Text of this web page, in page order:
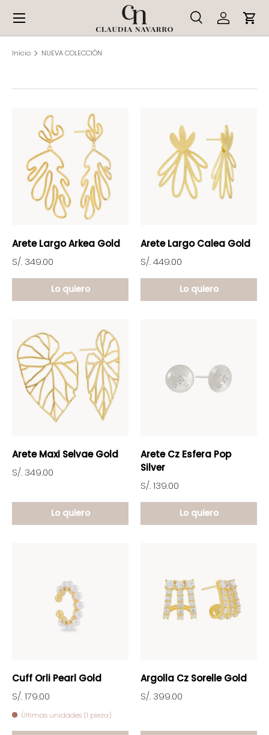
Ir al contenido
Buscar
Tipo de producto
BuscarIniciar
Menú
Inicio NUEVA COLECCIÓN
Arete Largo Arkea Gold
S/. 349.00
Lo quiero
Arete Largo Calea Gold
S/. 449.00
Lo quiero
Arete Maxi Selvae Gold
S/. 349.00
Lo quiero
Arete Cz Esfera Pop
Silver
S/. 139.00
Lo quiero
Cuff Orli Pearl Gold
S/. 179.00
Últimas unidades (1 pieza)
Argolla Cz Sorelle Gold
S/. 399.00